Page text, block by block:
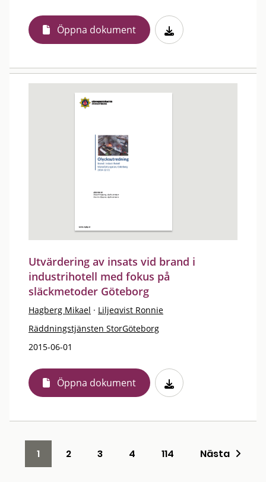
Öppna dokument
Utvärdering av insats vid brand i
industrihotell med fokus på
släckmetoder Göteborg
Hagberg Mikael · Liljeqvist Ronnie
Räddningstjänsten StorGöteborg
2015-06-01
Öppna dokument
1 2 3 4 114 Nästa